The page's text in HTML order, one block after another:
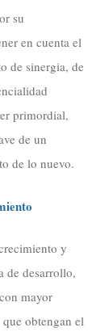
su
en cuenta el
de sinergia, de
primordial,
de un
de lo nuevo.
y
de desarrollo,
mayor
obtengan el